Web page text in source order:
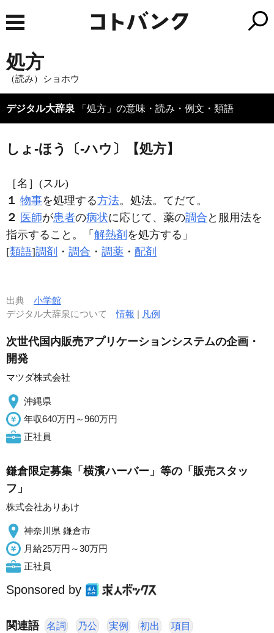
処方
（読み）ショホウ
デジタル大辞泉 「処方」の意味・読み・例文・類語
しょ‐ほう〔‐ハウ〕【処方】
［名］ (スル)
１ 物事を処理する方法。処法。てだて。
２ 医師が患者の病状に応じて、薬の調合 と服用法を
指示すること。「 解熱剤 を処方する」
[類語]調剤 ・ 調合 ・ 調薬 ・ 配剤
出典 小学館
デジタル大辞泉について情報 | 凡例
次世代国内販売アプリケーションシステムの企画・
開発
マツダ株式会社
沖縄県
年収640万円～960万円
正社員
鎌倉限定募集「横濱ハーバー」等の「販売スタッ
フ」
株式会社ありあけ
神奈川県 鎌倉市
月給25万円～30万円
正社員
Sponsored by
関連語 名詞 乃公 実例 初出 項目